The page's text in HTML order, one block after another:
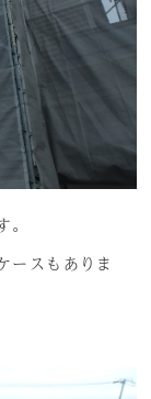
ースもありま